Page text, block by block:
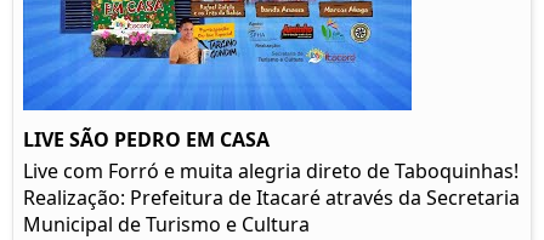
LIVE SÃO PEDRO EM CASA
Live com Forró e muita alegria direto de Taboquinhas!
Realização: Prefeitura de Itacaré através da Secretaria
Municipal de Turismo e Cultura